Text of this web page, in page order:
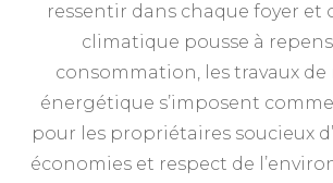
ressentir dans chaque foyer et
climatique pousse à
consommation, les travaux
énergétique s’imposent
pour les propriétaires soucieux
économies et respect de